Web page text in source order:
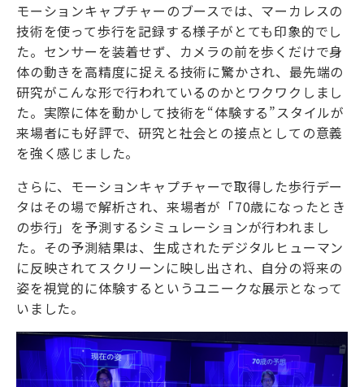
モーションキャプチャーのブースでは、マーカレスの
技術を使って歩行を記録する様子がとても印象的でし
た。センサーを装着せず、カメラの前を歩くだけで身
体の動きを高精度に捉える技術に驚かされ、最先端の
研究がこんな形で行われているのかとワクワクしまし
た。実際に体を動かして技術を“体験する”スタイルが
来場者にも好評で、研究と社会との接点としての意義
を強く感じました。
さらに、モーションキャプチャーで取得した歩行デー
タはその場で解析され、来場者が「70歳になったとき
の歩行」を予測するシミュレーションが行われまし
た。その予測結果は、生成されたデジタルヒューマン
に反映されてスクリーンに映し出され、自分の将来の
姿を視覚的に体験するというユニークな展示となって
いました。